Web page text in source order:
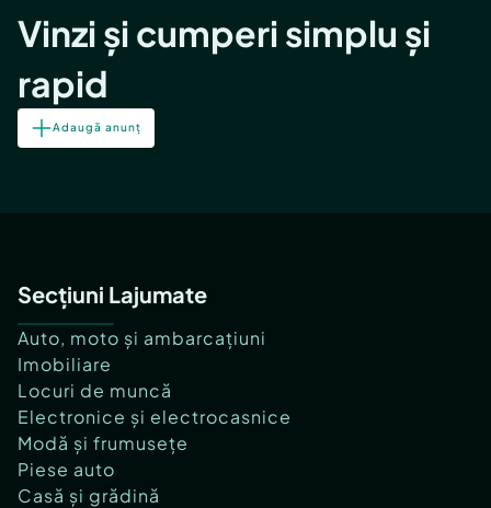
Vinzi și cumperi simplu și
rapid
Adaugă anunț
Secțiuni Lajumate
Auto, moto și ambarcațiuni
Imobiliare
Locuri de muncă
Electronice și electrocasnice
Modă și frumusețe
Piese auto
Casă și grădină